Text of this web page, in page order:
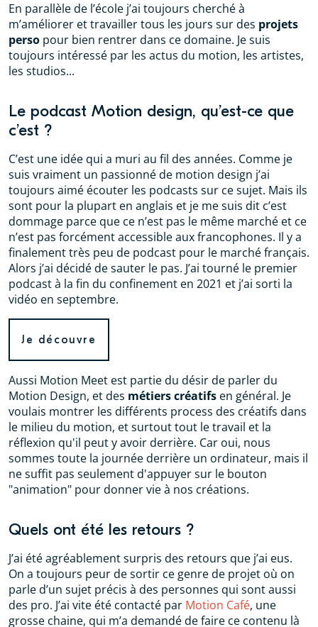
En parallèle de l’école j’ai toujours cherché à
m’améliorer et travailler tous les jours sur des projets
perso pour bien rentrer dans ce domaine. Je suis
toujours intéressé par les actus du motion, les artistes,
les studios...
Le podcast Motion design, qu’est-ce que
c’est ?
C’est une idée qui a muri au fil des années. Comme je
suis vraiment un passionné de motion design j’ai
toujours aimé écouter les podcasts sur ce sujet. Mais ils
sont pour la plupart en anglais et je me suis dit c’est
dommage parce que ce n’est pas le même marché et ce
n’est pas forcément accessible aux francophones. Il y a
finalement très peu de podcast pour le marché français.
Alors j’ai décidé de sauter le pas. J’ai tourné le premier
podcast à la fin du confinement en 2021 et j’ai sorti la
vidéo en septembre.
Je découvre
Aussi Motion Meet est partie du désir de parler du
Motion Design, et des métiers créatifs en général. Je
voulais montrer les différents process des créatifs dans
le milieu du motion, et surtout tout le travail et la
réflexion qu'il peut y avoir derrière. Car oui, nous
sommes toute la journée derrière un ordinateur, mais il
ne suffit pas seulement d'appuyer sur le bouton
"animation" pour donner vie à nos créations.
Quels ont été les retours ?
J’ai été agréablement surpris des retours que j’ai eus.
On a toujours peur de sortir ce genre de projet où on
parle d’un sujet précis à des personnes qui sont aussi
des pro. J’ai vite été contacté par Motion Café, une
grosse chaine, qui m’a demandé de faire ce contenu là